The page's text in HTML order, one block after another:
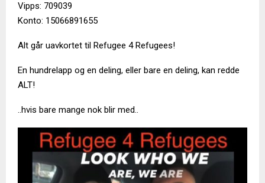
Vipps: 709039
Konto: 15066891655
Alt går uavkortet til Refugee 4 Refugees!
En hundrelapp og en deling, eller bare en deling, kan redde
ALT!
..hvis bare mange nok blir med..